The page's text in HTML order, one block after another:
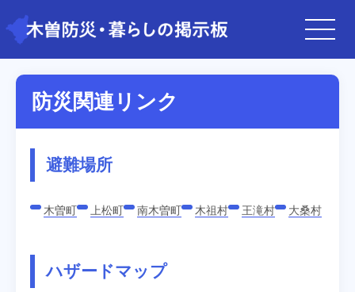
防災関連リンク
避難場所
木曽町 上松町 南木曽町 木祖村 王滝村 大桑村
ハザードマップ